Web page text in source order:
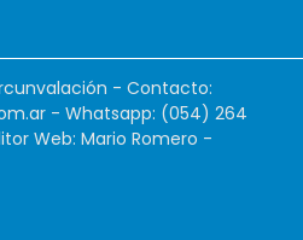
- Contacto:
- Whatsapp: (054) 264
Web: Mario Romero -